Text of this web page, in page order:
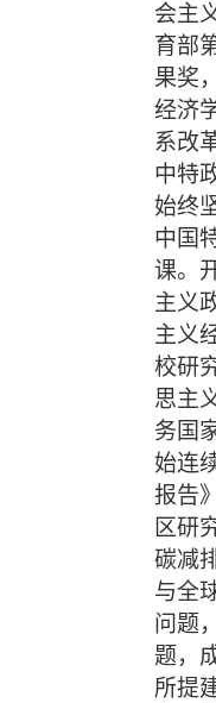
会主
育部
果奖
经济
系改
中特
始终
中国
课。
主义
主义
校研
思主
务国
始连
报告
区研
碳减
与全
问题
题，
所提